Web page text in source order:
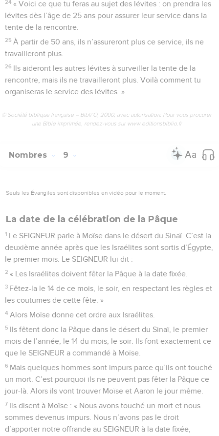
24 « Voici ce que tu feras au sujet des lévites : on prendra les
lévites dès l’âge de 25 ans pour assurer leur service dans la
tente de la rencontre.
25 À partir de 50 ans, ils n’assureront plus ce service, ils ne
travailleront plus.
26 Ils aideront les autres lévites à surveiller la tente de la
rencontre, mais ils ne travailleront plus. Voilà comment tu
organiseras le service des lévites. »
© Société biblique française – Bibli’O, 2000, avec autorisation. Pour vous procurer
une Bible imprimée, rendez-vous sur www.editionsbiblio.fr
Nombres 9
Seuls les Évangiles sont disponibles en vidéo pour le moment.
La date de la célébration de la Pâque
1 Le SEIGNEUR parle à Moïse dans le désert du Sinaï. C’est la
deuxième année après que les Israélites sont sortis d’Égypte,
le premier mois. Le SEIGNEUR lui dit :
2 « Les Israélites doivent fêter la Pâque à la date fixée.
3 Fêtez-la le 14 de ce mois, le soir, en respectant les règles et
les coutumes de cette fête. »
4 Alors Moïse donne cet ordre aux Israélites.
5 Ils fêtent donc la Pâque dans le désert du Sinaï, le premier
mois de l’année, le 14 du mois, le soir. Ils font exactement ce
que le SEIGNEUR a commandé à Moïse.
6 Mais quelques hommes sont impurs parce qu’ils ont touché
un mort. C’est pourquoi ils ne peuvent pas fêter la Pâque ce
jour-là. Alors ils vont trouver Moïse et Aaron le jour même.
7 Ils disent à Moïse : « Nous avons touché un mort et nous
sommes devenus impurs. Nous n’avons pas le droit
d’apporter notre offrande au SEIGNEUR à la date fixée,